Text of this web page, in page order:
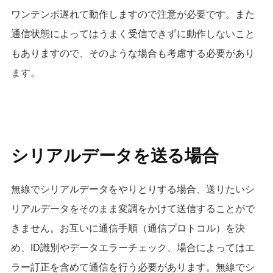
ワンテンポ遅れて動作しますので注意が必要です。また
通信状態によってはうまく受信できずに動作しないこと
もありますので、そのような場合も考慮する必要があり
ます。
シリアルデータを送る場合
無線でシリアルデータをやりとりする場合、送りたいシ
リアルデータをそのまま変調をかけて送信することがで
きません。お互いに通信手順（通信プロトコル）を決
め、ID識別やデータエラーチェック、場合によってはエ
ラー訂正を含めて通信を行う必要があります。無線でシ